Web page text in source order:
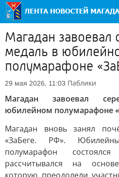
Магадан завоевал
медаль в
полумарафоне
29 мая 2026, 11:03 Паблики
Магадан завоевал
юбилейном полумарафоне
Магадан вновь занял
«ЗаБеге. РФ».
полумарафон
рассчитывался на